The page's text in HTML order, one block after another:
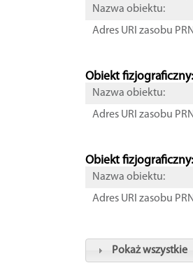
Nazwa obiektu:
Adres URI zasobu
Obiekt fizjograficzny:
Nazwa obiektu:
Adres URI zasobu
Obiekt fizjograficzny:
Nazwa obiektu:
Adres URI zasobu
Pokaż wszystkie